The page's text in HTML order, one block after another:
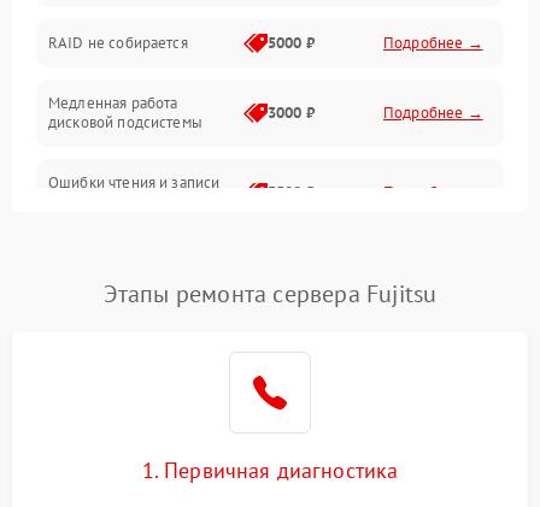
Контроллеры и интерфейсы
Виртуализация и сервисы
Программные сбои
RAID не собирается 5000 ₽ Подробнее →
Медленная работа
дисковой подсистемы
3000 ₽ Подробнее →
Ошибки чтения и записи
3500 ₽ Подробнее →
Этапы ремонта сервера Fujitsu
1. Первичная диагностика